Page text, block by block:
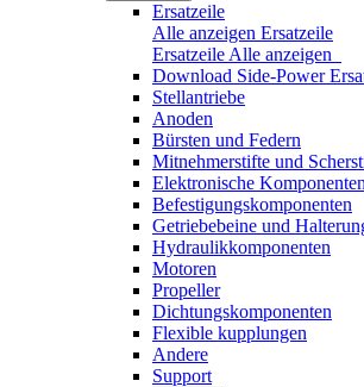
Ersatzeile
Alle anzeigen Ersatzeile
Ersatzeile Alle anzeigen
Download Side-Power
Stellantriebe
Anoden
Bürsten und Federn
Mitnehmerstifte und
Elektronische Komponenten
Befestigungskomponenten
Getriebebeine und
Hydraulikkomponenten
Motoren
Propeller
Dichtungskomponenten
Flexible kupplungen
Andere
Support